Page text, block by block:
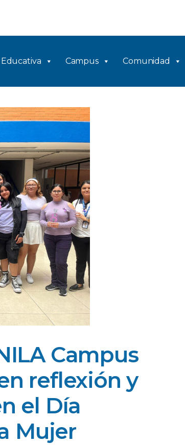
Campus Comunidad
Campus
reflexión y
el Día
Mujer